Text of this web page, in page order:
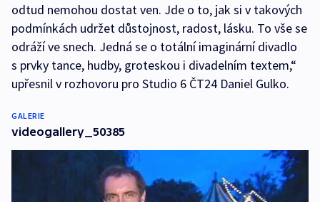
odtud nemohou dostat ven. Jde o to, jak si v takových
podmínkách udržet důstojnost, radost, lásku. To vše se
odráží ve snech. Jedná se o totální imaginární divadlo
s prvky tance, hudby, groteskou i divadelním textem,“
upřesnil v rozhovoru pro Studio 6 ČT24 Daniel Gulko.
GALERIE
videogallery_50385